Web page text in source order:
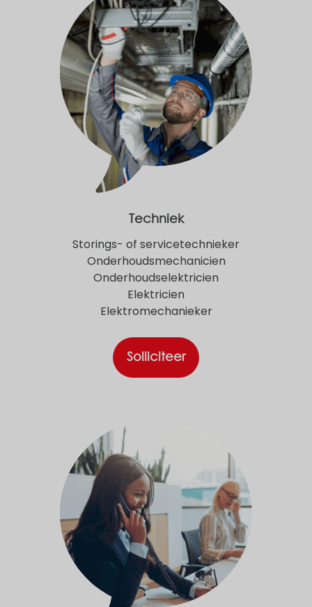
Techniek
Storings- of servicetechnieker
Onderhoudsmechanicien
Onderhoudselektricien
Elektricien
Elektromechanieker
Solliciteer